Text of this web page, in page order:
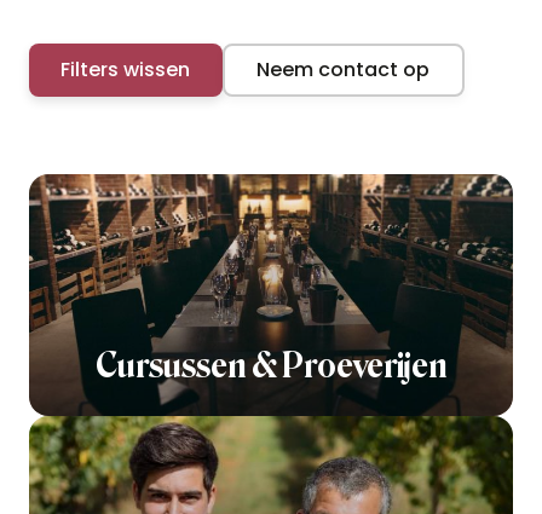
Filters wissen Neem contact op
Cursussen & Proeverijen